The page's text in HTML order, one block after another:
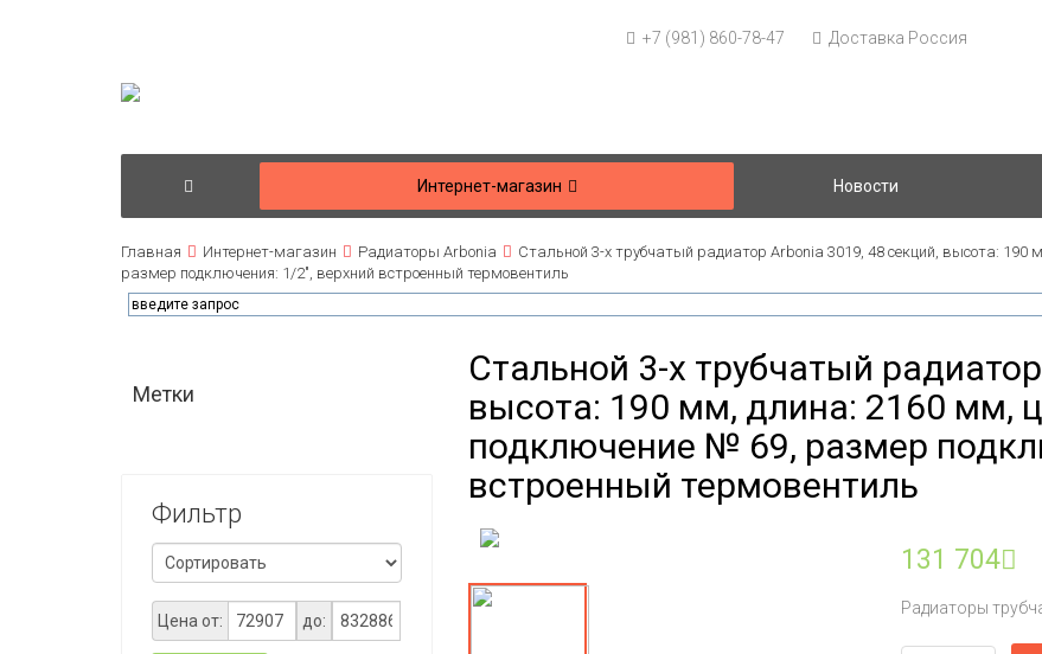
+7 (981) 860-78-47 Доставка Россия
Интернет-магазин Новости
Главная Интернет-магазин Радиаторы Arbonia
Стальной 3-х трубчатый радиатор Arbonia 3019, 48 секций, высота:
размер подключения: 1/2", верхний встроенный термовентиль
Метки
Фильтр
Цена от: до:
Стальной 3-х трубчатый
высота: 190 мм, длина: 2160 мм,
подключение № 69, размер
встроенный термовентиль
131 704
Радиаторы